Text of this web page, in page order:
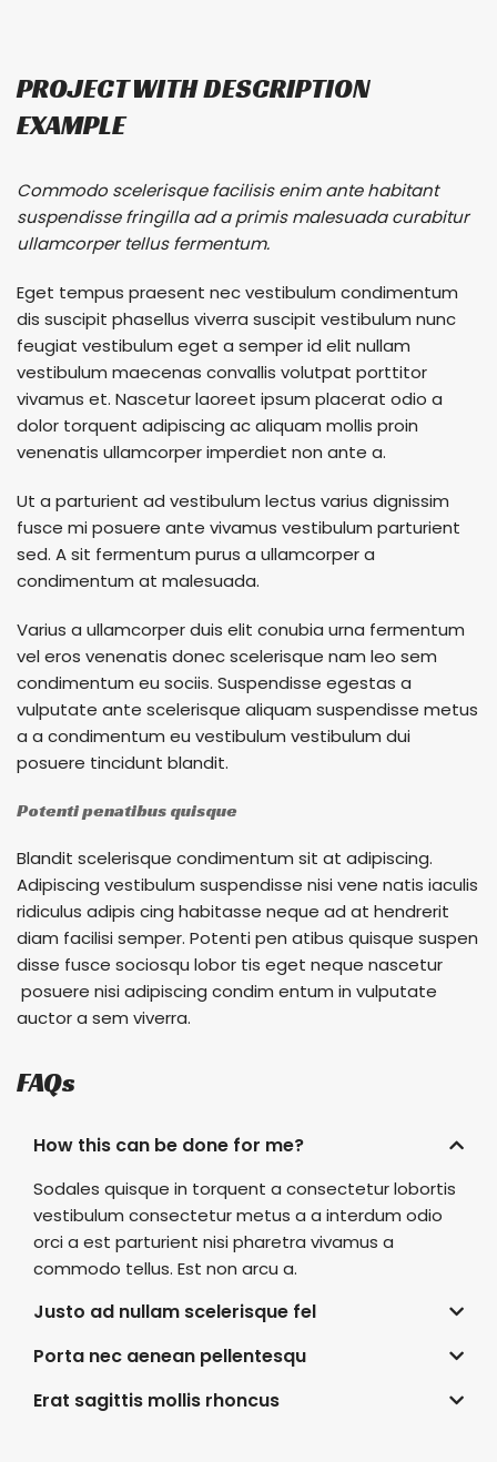
PROJECT WITH DESCRIPTION
EXAMPLE
Commodo scelerisque facilisis enim ante habitant
suspendisse fringilla ad a primis malesuada curabitur
ullamcorper tellus fermentum.
Eget tempus praesent nec vestibulum condimentum
dis suscipit phasellus viverra suscipit vestibulum nunc
feugiat vestibulum eget a semper id elit nullam
vestibulum maecenas convallis volutpat porttitor
vivamus et. Nascetur laoreet ipsum placerat odio a
dolor torquent adipiscing ac aliquam mollis proin
venenatis ullamcorper imperdiet non ante a.
Ut a parturient ad vestibulum lectus varius dignissim
fusce mi posuere ante vivamus vestibulum parturient
sed. A sit fermentum purus a ullamcorper a
condimentum at malesuada.
Varius a ullamcorper duis elit conubia urna fermentum
vel eros venenatis donec scelerisque nam leo sem
condimentum eu sociis. Suspendisse egestas a
vulputate ante scelerisque aliquam suspendisse metus
a a condimentum eu vestibulum vestibulum dui
posuere tincidunt blandit.
Potenti penatibus quisque
Blandit scelerisque condimentum sit at adipiscing.
Adipiscing vestibulum suspendisse nisi vene natis iaculis
ridiculus adipis cing habitasse neque ad at hendrerit
diam facilisi semper. Potenti pen atibus quisque suspen
disse fusce sociosqu lobor tis eget neque nascetur
posuere nisi adipiscing condim entum in vulputate
auctor a sem viverra.
FAQs
How this can be done for me?
Sodales quisque in torquent a consectetur lobortis
vestibulum consectetur metus a a interdum odio
orci a est parturient nisi pharetra vivamus a
commodo tellus. Est non arcu a.
Justo ad nullam scelerisque fel
Porta nec aenean pellentesqu
Erat sagittis mollis rhoncus